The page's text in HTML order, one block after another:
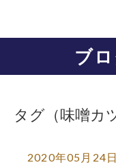
ブ
タグ（味噌カ
2020年05月24